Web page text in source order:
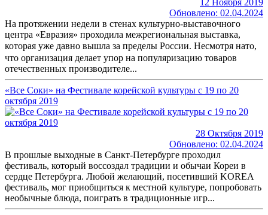
Обновлено: 02.04.2024
На протяжении недели в стенах культурно-выставочного
центра «Евразия» проходила межрегиональная выставка,
которая уже давно вышла за пределы России. Несмотря нато,
что организация делает упор на популяризацию товаров
отечественных производителе...
«Все Соки» на Фестивале корейской культуры с 19 по 20
октября 2019
28 Октября 2019
Обновлено: 02.04.2024
В прошлые выходные в Санкт-Петербурге проходил
фестиваль, который воссоздал традиции и обычаи Кореи в
сердце Петербурга. Любой желающий, посетивший KOREA
фестиваль, мог приобщиться к местной культуре, попробовать
необычные блюда, поиграть в традиционные игр...